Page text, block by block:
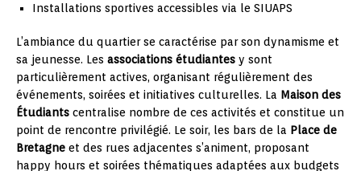
Installations sportives accessibles via le SIUAPS
L’ambiance du quartier se caractérise par son dynamisme et
sa jeunesse. Les associations étudiantes y sont
particulièrement actives, organisant régulièrement des
événements, soirées et initiatives culturelles. La Maison des
Étudiants centralise nombre de ces activités et constitue un
point de rencontre privilégié. Le soir, les bars de la Place de
Bretagne et des rues adjacentes s’animent, proposant
happy hours et soirées thématiques adaptées aux budgets